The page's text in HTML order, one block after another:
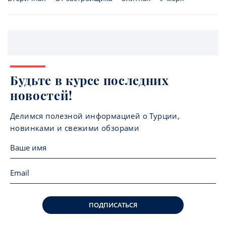
Будьте в курсе последних
новостей!
Делимся полезной информацией о Турции,
новинками и свежими обзорами
ПОДПИСАТЬСЯ